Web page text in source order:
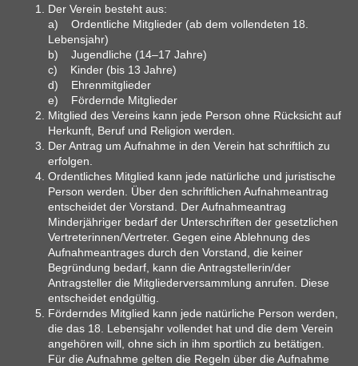
Der Verein besteht aus:
a) Ordentliche Mitglieder (ab dem vollendeten 18.
Lebensjahr)
b) Jugendliche (14–17 Jahre)
c) Kinder (bis 13 Jahre)
d) Ehrenmitglieder
e) Fördernde Mitglieder
Mitglied des Vereins kann jede Person ohne Rücksicht auf
Herkunft, Beruf und Religion werden.
Der Antrag um Aufnahme in den Verein hat schriftlich zu
erfolgen.
Ordentliches Mitglied kann jede natürliche und juristische
Person werden. Über den schriftlichen Aufnahmeantrag
entscheidet der Vorstand. Der Aufnahmeantrag
Minderjähriger bedarf der Unterschriften der gesetzlichen
Vertreterinnen/Vertreter. Gegen eine Ablehnung des
Aufnahmeantrages durch den Vorstand, die keiner
Begründung bedarf, kann die Antragstellerin/der
Antragsteller die Mitgliederversammlung anrufen. Diese
entscheidet endgültig.
Förderndes Mitglied kann jede natürliche Person werden,
die das 18. Lebensjahr vollendet hat und die dem Verein
angehören will, ohne sich in ihm sportlich zu betätigen.
Für die Aufnahme gelten die Regeln über die Aufnahme